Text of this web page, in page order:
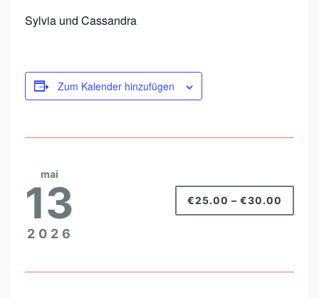
H
Sylvia und Cassandra
Zum Kalender hinzufügen
mai
13
2026
€25.00 – €30.00